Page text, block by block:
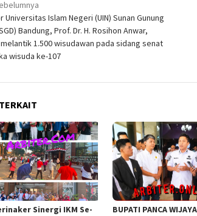
Universitas Islam Negeri (UIN) Sunan Gunung
Bandung, Prof. Dr. H. Rosihon Anwar,
1.500 wisudawan pada sidang senat
wisuda ke-107
Sinergi IKM Se-
BUPATI PANCA